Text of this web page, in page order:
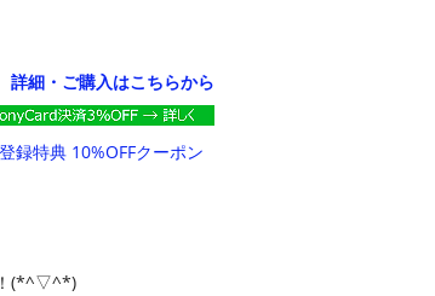
詳細・ご購入はこちらから
録特典 10%OFFクーポン
！(*^▽^*)